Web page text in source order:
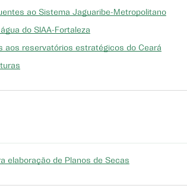
ao Sistema Jaguaribe-Metropolitano
do SIAA-Fortaleza
aos reservatórios estratégicos do Ceará
elaboração de Planos de Secas